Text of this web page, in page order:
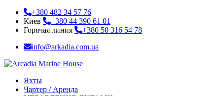
+380 482 34 57 76
Киев
+380 44 390 61 01
Горячая линия
+380 50 316 54 78
info@arkadia.com.ua
Яхты
Чартер / Аренда